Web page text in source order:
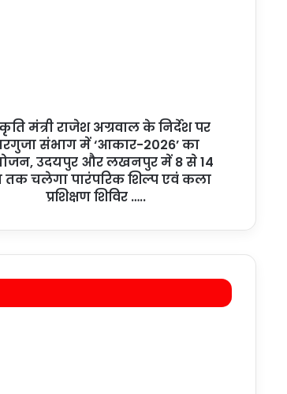
मंत्री राजेश अग्रवाल के निर्देश पर
संभाग में ‘आकार-2026’ का
उदयपुर और लखनपुर में 8 से 14
चलेगा पारंपरिक शिल्प एवं कला
प्रशिक्षण शिविर …..